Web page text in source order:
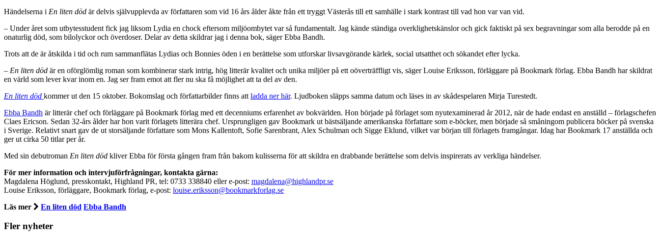
Händelserna i En liten död är delvis självupplevda av författaren som vid 16 års ålder åkte från ett tryggt Västerås till ett samhälle i stark kontrast till vad hon var van vid.
– Under året som utbytesstudent fick jag liksom Lydia en chock eftersom miljöombytet var så fundamentalt. Jag kände ständiga overklighetskänslor och gick faktiskt på sex begravningar som alla berodde på en
onaturlig död, som bilolyckor och överdoser. Delar av detta skildrar jag i denna bok, säger Ebba Bandh.
Trots att de är åtskilda i tid och rum sammanflätas Lydias och Bonnies öden i en berättelse som utforskar livsavgörande kärlek, social utsatthet och sökandet efter lycka.
– En liten död är en oförglömlig roman som kombinerar stark intrig, hög litterär kvalitet och unika miljöer på ett oöverträffligt vis, säger Louise Eriksson, förläggare på Bookmark förlag. Ebba Bandh har skildrat
en värld som lever kvar inom en. Jag ser fram emot att fler nu ska få möjlighet att ta del av den.
En liten död kommer ut den 15 oktober. Bokomslag och författarbilder finns attladda ner här. Ljudboken släpps samma datum och läses in av skådespelaren Mirja Turestedt.
Ebba Bandh är litterär chef och förläggare på Bookmark förlag med ett decenniums erfarenhet av bokvärlden. Hon började på förlaget som nyutexaminerad år 2012, när de hade endast en anställd – förlagschefen
Claes Ericson. Sedan 32-års ålder har hon varit förlagets litterära chef. Ursprungligen gav Bookmark ut bästsäljande amerikanska författare som e-böcker, men började så småningom publicera böcker på svenska
i Sverige. Relativt snart gav de ut storsäljande författare som Mons Kallentoft, Sofie Sarenbrant, Alex Schulman och Sigge Eklund, vilket var början till förlagets framgångar. Idag har Bookmark 17 anställda och
ger ut cirka 50 titlar per år.
Med sin debutroman En liten död kliver Ebba för första gången fram från bakom kulisserna för att skildra en drabbande berättelse som delvis inspirerats av verkliga händelser.
För mer information och intervjuförfrågningar, kontakta gärna:
Magdalena Höglund, presskontakt, Highland PR, tel: 0733 338840 eller e-post: magdalena@highlandpr.se
Louise Eriksson, förläggare, Bookmark förlag, e-post: louise.eriksson@bookmarkforlag.se
Läs mer
En liten död Ebba Bandh
Fler nyheter